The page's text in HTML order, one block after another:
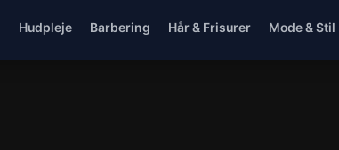
Hudpleje Barbering Hår & Frisurer Mode & Stil